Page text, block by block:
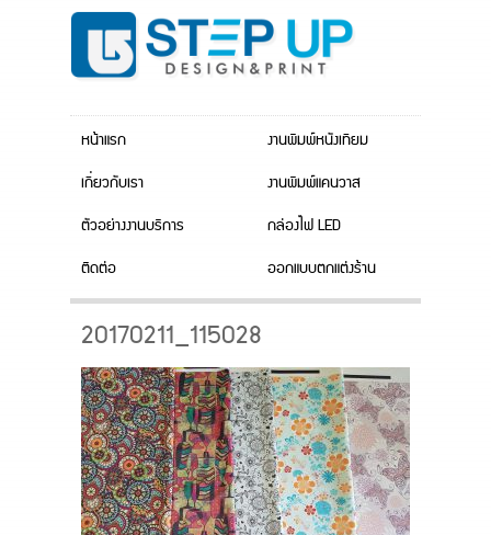
หน้าแรก
เกี่ยวกับเรา
ตัวอย่างงานบริการ
ติดต่อ
งานพิมพ์หนังเทียม
งานพิมพ์แคนวาส
กล่องไฟ LED
ออกแบบตกแต่งร้าน
20170211_115028